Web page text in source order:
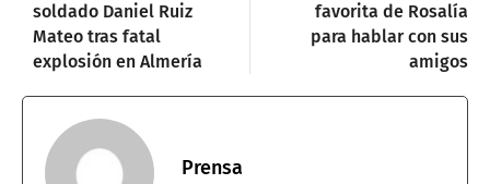
soldado Daniel Ruiz
Mateo tras fatal
explosión en Almería
favorita de Rosalía
para hablar con sus
amigos
Prensa